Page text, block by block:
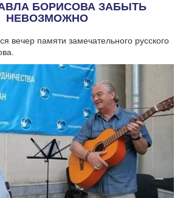
БОРИСОВА ЗАБЫТЬ
НЕВОЗМОЖНО
вечер памяти замечательного русского